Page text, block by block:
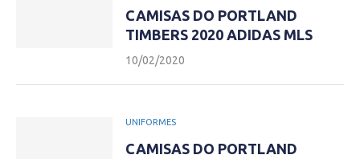
CAMISAS DO PORTLAND
TIMBERS 2020 ADIDAS MLS
10/02/2020
UNIFORMES
CAMISAS DO PORTLAND